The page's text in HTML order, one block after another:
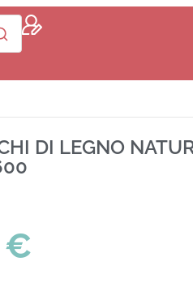
DI LEGNO
€